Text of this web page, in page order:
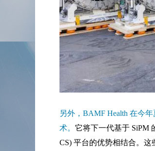
另外，BAMF Health 在今
术。 它将下一代基于 SiPM
CS) 平台的优势相结合。这